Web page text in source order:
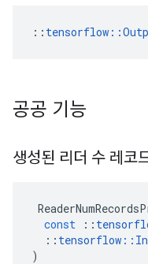
::
공공 기능
생성된 리더 수 레코
const
::
:: tensorflow ::
)